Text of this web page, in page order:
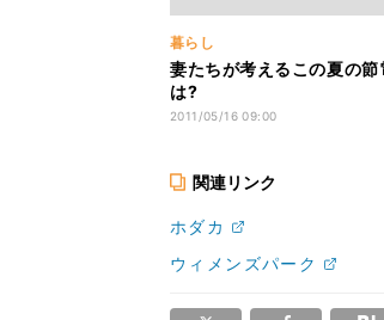
暮らし
妻たちが考えるこの夏の節
は?
2011/05/16 09:00
関連リンク
ホダカ
ウィメンズパーク